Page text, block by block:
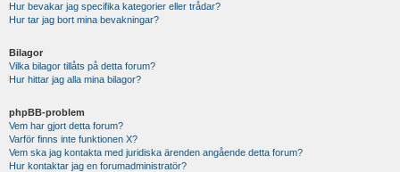
Hur bevakar jag specifika kategorier eller trådar?
Hur tar jag bort mina bevakningar?
Bilagor
Vilka bilagor tillåts på detta forum?
Hur hittar jag alla mina bilagor?
phpBB-problem
Vem har gjort detta forum?
Varför finns inte funktionen X?
Vem ska jag kontakta med juridiska ärenden angående detta forum?
Hur kontaktar jag en forumadministratör?